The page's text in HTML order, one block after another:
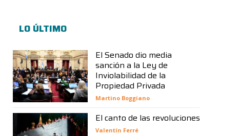
LO ÚLTIMO
El Senado dio media
sanción a la Ley de
Inviolabilidad de la
Propiedad Privada
Martino Boggiano
El canto de las revoluciones
Valentín Ferré